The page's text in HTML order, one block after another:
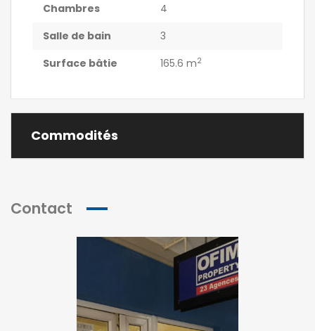
Chambres
4
Salle de bain
3
Surface bâtie
165.6 m2
Commodités
Contact